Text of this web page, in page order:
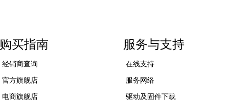
购买指南
经销商查询
官方旗舰店
电商旗舰店
服务与支持
在线支持
服务网络
驱动及固件下载